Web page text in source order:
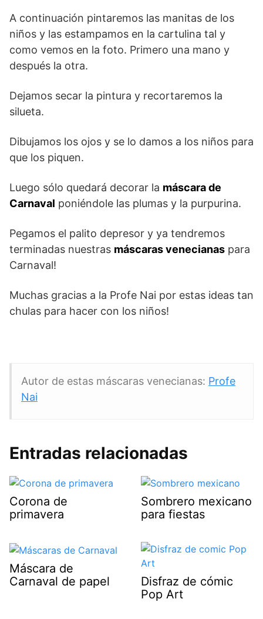
A continuación pintaremos las manitas de los
niños y las estampamos en la cartulina tal y
como vemos en la foto. Primero una mano y
después la otra.
Dejamos secar la pintura y recortaremos la
silueta.
Dibujamos los ojos y se lo damos a los niños para
que los piquen.
Luego sólo quedará decorar la máscara de
Carnaval poniéndole las plumas y la purpurina.
Pegamos el palito depresor y ya tendremos
terminadas nuestras máscaras venecianas para
Carnaval!
Muchas gracias a la Profe Nai por estas ideas tan
chulas para hacer con los niños!
Autor de estas máscaras venecianas: Profe
Nai
Entradas relacionadas
Corona de
primavera
Sombrero mexicano
para fiestas
Máscara de
Carnaval de papel
Disfraz de cómic
Pop Art